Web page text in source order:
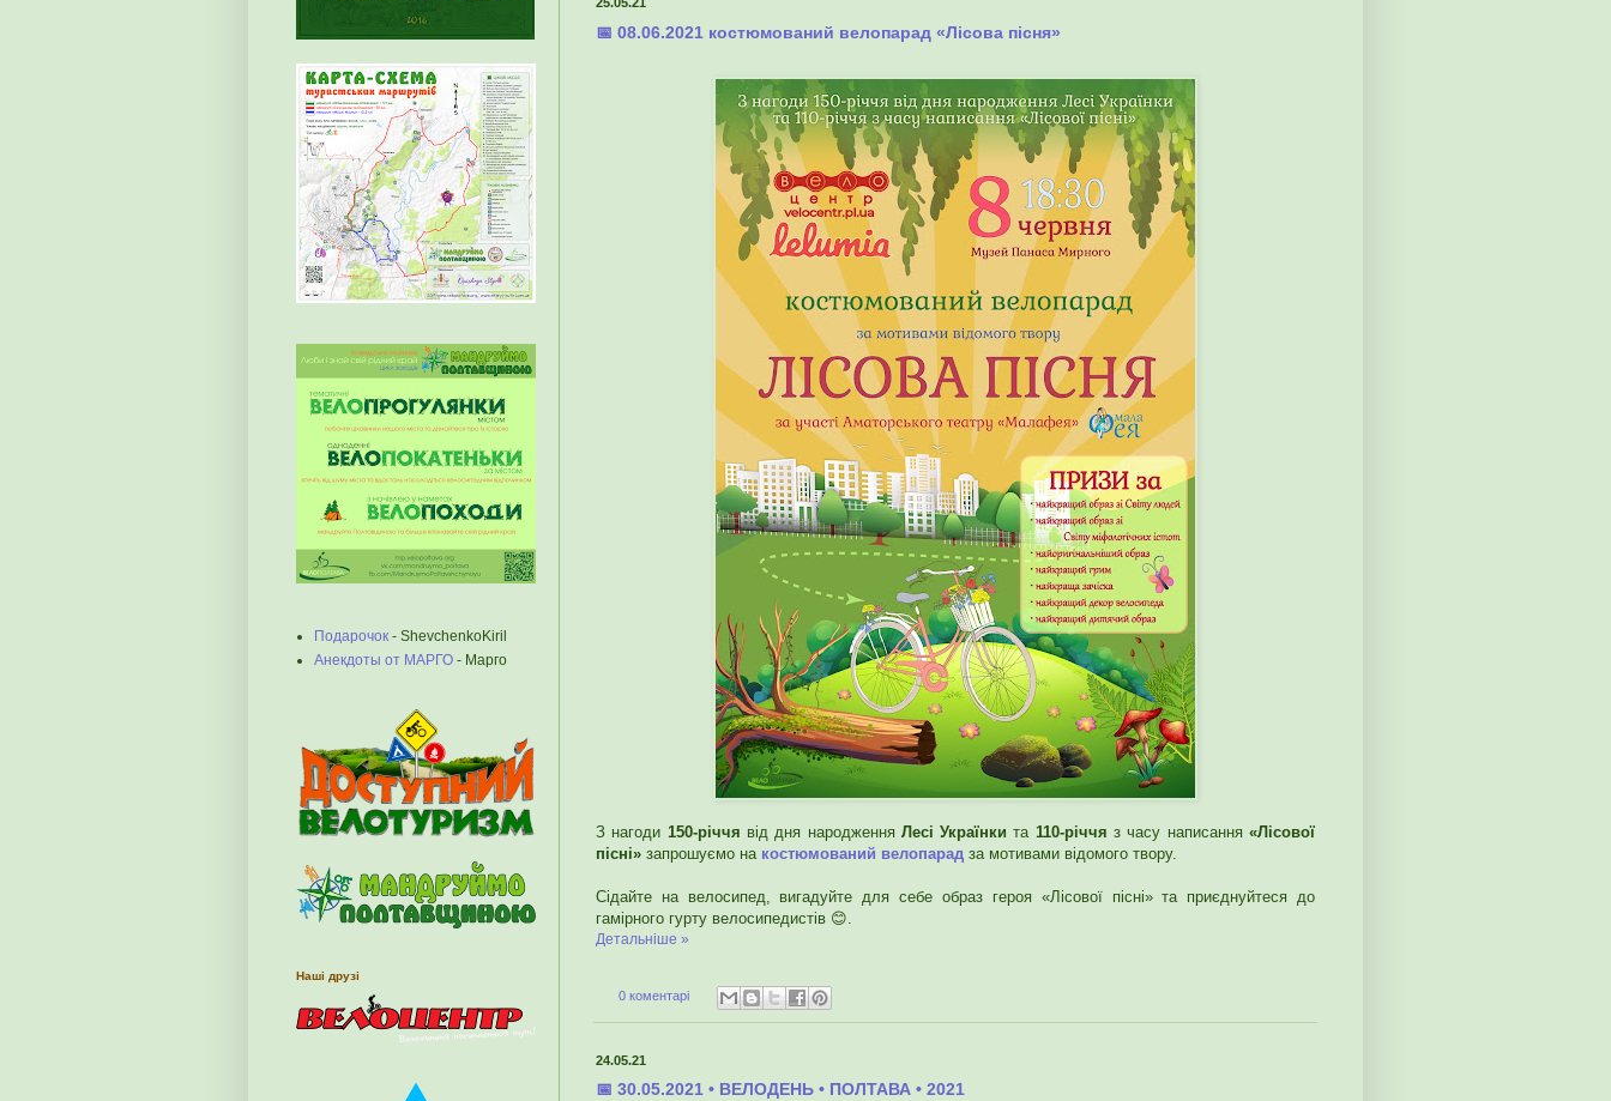
📅 08.06.2021 костюмований велопарад «Лісова пісня»
З нагоди 150-річчя від дня народження Лесі Українки та 110-річчя з часу написання«Лісової
пісні» запрошуємо на костюмований велопарад за мотивами відомого твору.
Сідайте на велосипед, вигадуйте для себе образ героя «Лісової пісні» та приєднуйтеся до
гамірного гурту велосипедистів 😊.
Детальніше »
0 коментарі
24.05.21
📅 30.05.2021 • ВЕЛОДЕНЬ • ПОЛТАВА • 2021
Подарочок - ShevchenkoKiril
Анекдоты от МАРГО - Марго
Наші друзі